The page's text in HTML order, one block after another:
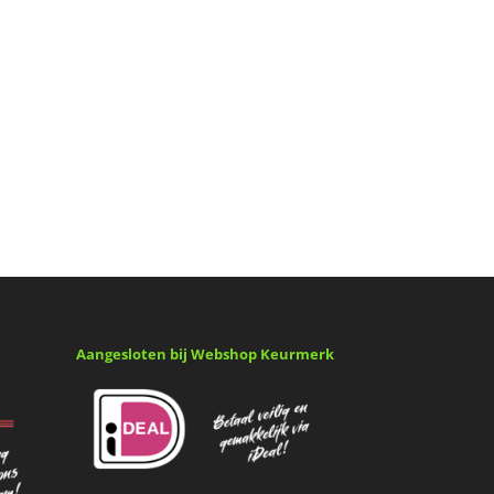
Aangesloten bij Webshop Keurmerk